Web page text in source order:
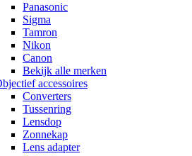
Panasonic
Sigma
Tamron
Nikon
Canon
Bekijk alle merken
accessoires
Converters
Tussenring
Lensdop
Zonnekap
Lens adapter